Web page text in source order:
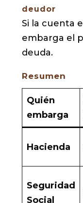
deudor
Si la cuenta
embarga el
deuda.
Resumen
Quién
embarga
Hacienda
Seguridad
Social